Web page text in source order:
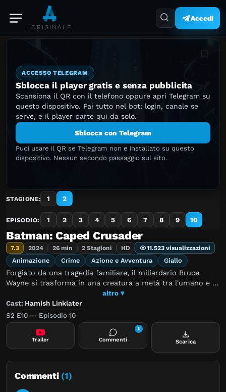
L'ORIGINALE.
Accedi
ACCESSO TELEGRAM
Sblocca il player gratis e senza pubblicita
Scansiona il QR con il telefono oppure apri Telegram su
questo dispositivo. Fai tutto nel bot: login, canale se
serve, e il player parte qui da solo.
Sblocca con Telegram
Puoi usare il QR se Telegram non e installato su questo
dispositivo. Nessun secondo passaggio sul sito.
STAGIONE: 1 2
EPISODIO: 1 2 3 4 5 6 7 8 9 10
Batman: Caped Crusader
7.3 2024 26 min 2 Stagioni HD 11.523 visualizzazioni
Animazione Crime Azione e Avventura Giallo
Forgiato da una tragedia familiare, il miliardario Bruce
Wayne si trasforma in una creatura a metà tra l'umano e il
sovrumano: BATMAN. Notte dopo notte, contro ogni
avversità, porta avanti la sua implacabile e solitaria guerra
al crimine.
altro ▾
Cast: Hamish Linklater
S2 E10 — Episodio 10
Trailer Commenti
1
Scarica
Commenti (1)